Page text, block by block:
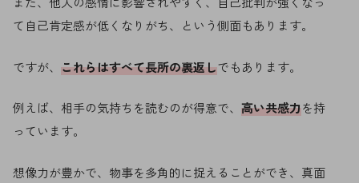
て自己肯定感が低くなりがち、という側面もあります。
ですが、 これらはすべて長所の裏返しでもあります。
例えば、相手の気持ちを読むのが得意で、 高い共感力を持
っています。
想像力が豊かで、物事を多角的に捉えることができ、真面